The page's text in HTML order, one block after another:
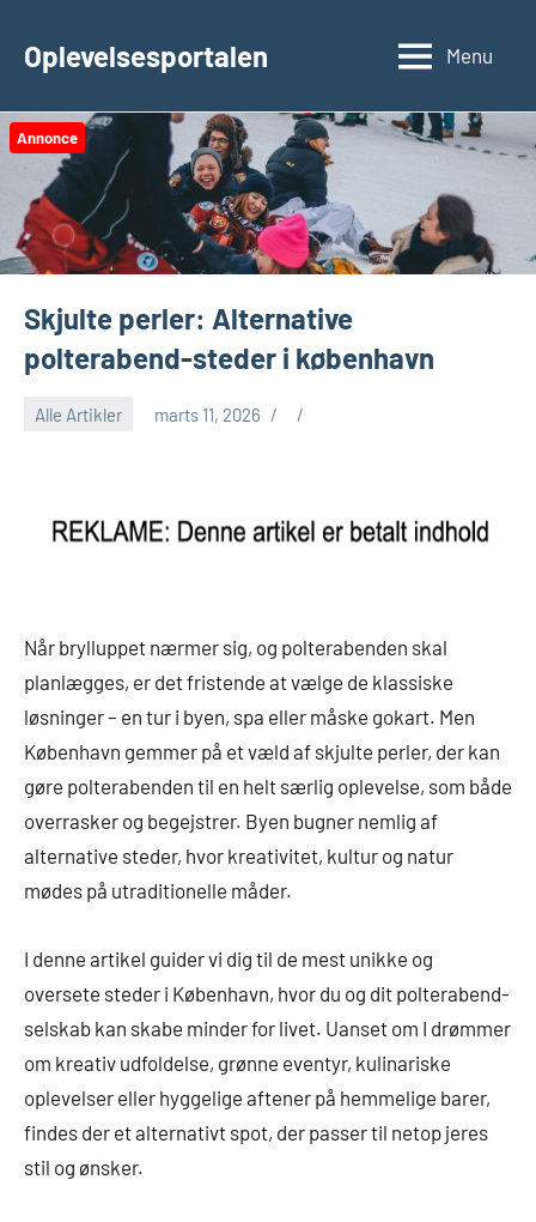
Oplevelsesportalen Menu
Annonce
Skjulte perler: Alternative
polterabend-steder i københavn
Alle Artikler marts 11, 2026
Når brylluppet nærmer sig, og polterabenden skal
planlægges, er det fristende at vælge de klassiske
løsninger – en tur i byen, spa eller måske gokart. Men
København gemmer på et væld af skjulte perler, der kan
gøre polterabenden til en helt særlig oplevelse, som både
overrasker og begejstrer. Byen bugner nemlig af
alternative steder, hvor kreativitet, kultur og natur
mødes på utraditionelle måder.
I denne artikel guider vi dig til de mest unikke og
oversete steder i København, hvor du og dit polterabend-
selskab kan skabe minder for livet. Uanset om I drømmer
om kreativ udfoldelse, grønne eventyr, kulinariske
oplevelser eller hyggelige aftener på hemmelige barer,
findes der et alternativt spot, der passer til netop jeres
stil og ønsker.